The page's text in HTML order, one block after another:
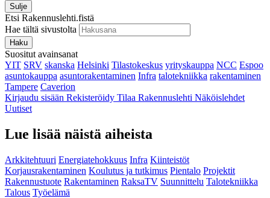
Sulje
Etsi Rakennuslehti.fistä
Hae tältä sivustolta
Haku
Suositut avainsanat
YIT SRV skanska Helsinki Tilastokeskus yrityskauppa NCC Espoo
asuntokauppa asuntorakentaminen Infra talotekniikka rakentaminen
Tampere Caverion
Kirjaudu sisään Rekisteröidy Tilaa Rakennuslehti Näköislehdet
Uutiset
Lue lisää näistä aiheista
Arkkitehtuuri Energiatehokkuus Infra Kiinteistöt
Korjausrakentaminen Koulutus ja tutkimus Pientalo Projektit
Rakennustuote Rakentaminen RaksaTV Suunnittelu Talotekniikka
Talous Työelämä